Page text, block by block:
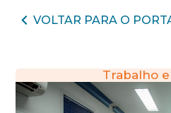
VOLTAR PARA O
Trabalho